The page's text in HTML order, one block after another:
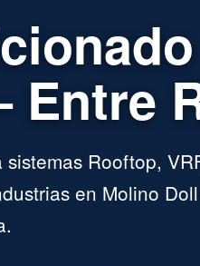
Entre
Rooftop,
en Molino